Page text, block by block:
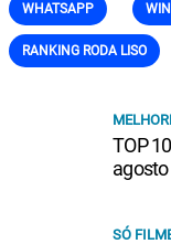
WHATSAPP
RANKING RODA LISO
TOP
SÓ